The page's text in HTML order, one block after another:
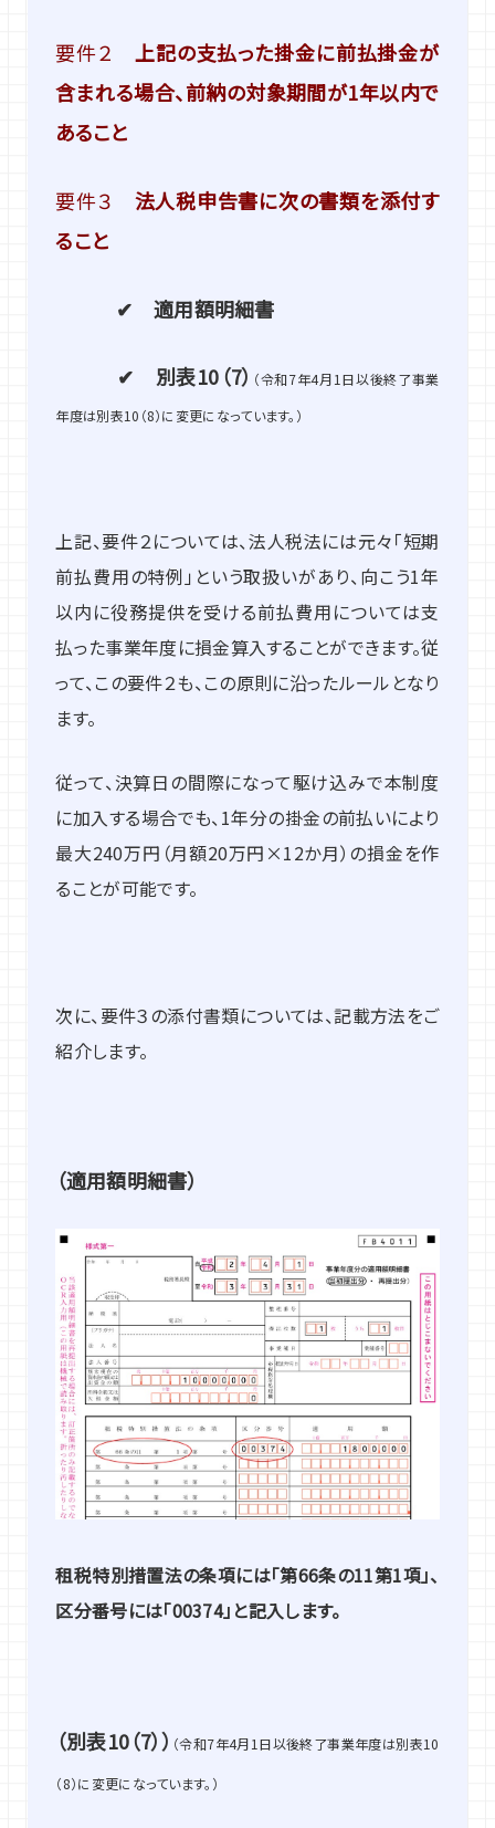
要件２ 上記の支払った掛金に前払掛金が
含まれる場合、前納の対象期間が1年以内で
あること
要件３
法人税申告書に次の書類を添付す
ること
✔ 適用額明細書
✔ 別表10（7） （令和7年4月1日以後終了事業
年度は別表10（8）に変更になっています。）
上記、要件２については、法人税法には元々「短期
前払費用の特例」という取扱いがあり、向こう1年
以内に役務提供を受ける前払費用については支
払った事業年度に損金算入することができます。従
って、この要件２も、この原則に沿ったルールとなり
ます。
従って、決算日の間際になって駆け込みで本制度
に加入する場合でも、1年分の掛金の前払いにより
最大240万円（月額20万円×12か月）の損金を作
ることが可能です。
次に、要件３の添付書類については、記載方法をご
紹介します。
（適用額明細書）
租税特別措置法の条項には「第66条の11第1項」、
区分番号には「00374」と記入します。
（別表10（7）） （令和7年4月1日以後終了事業年度は別表10
（8）に変更になっています。）